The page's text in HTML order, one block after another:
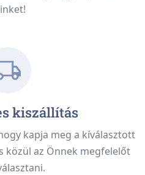
kiszállítás
kapja meg a kíválasztott
közül az Önnek megfelelőt